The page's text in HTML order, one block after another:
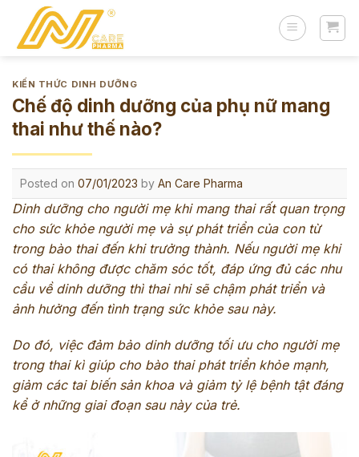
content
KIẾN THỨC DINH DƯỠNG
Chế độ dinh dưỡng của phụ nữ mang
thai như thế nào?
Posted on 07/01/2023 by An Care Pharma
Dinh dưỡng cho người mẹ khi mang thai rất quan trọng
cho sức khỏe người mẹ và sự phát triển của con từ
trong bào thai đến khi trưởng thành. Nếu người mẹ khi
có thai không được chăm sóc tốt, đáp ứng đủ các nhu
cầu về dinh dưỡng thì thai nhi sẽ chậm phát triển và
ảnh hưởng đến tình trạng sức khỏe sau này.
Do đó, việc đảm bảo dinh dưỡng tối ưu cho người mẹ
trong thai kì giúp cho bào thai phát triển khỏe mạnh,
giảm các tai biến sản khoa và giảm tỷ lệ bệnh tật đáng
kể ở những giai đoạn sau này của trẻ.